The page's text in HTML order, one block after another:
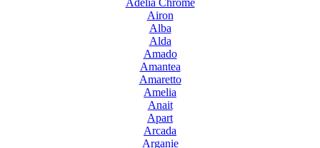
Airon
Alba
Alda
Amado
Amantea
Amaretto
Amelia
Anait
Apart
Arcada
Arganie